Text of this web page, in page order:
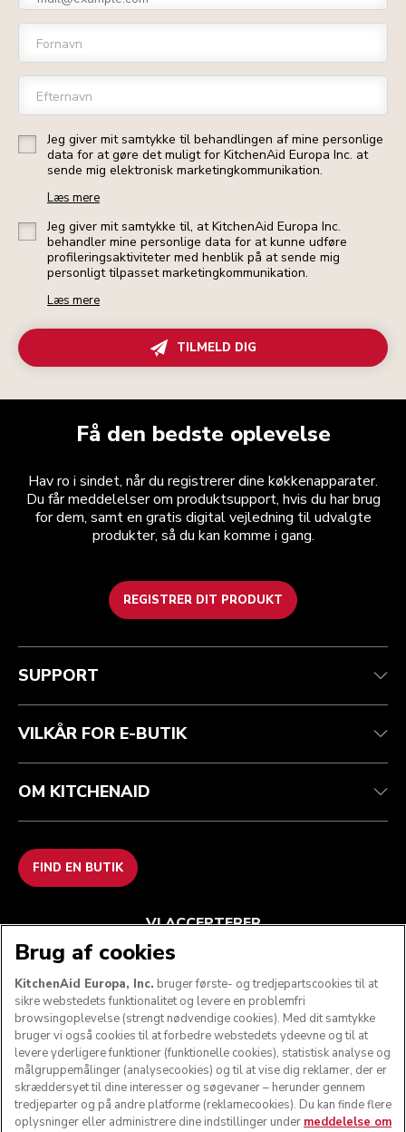
Fornavn
Efternavn
Jeg giver mit samtykke til behandlingen af mine personlige
data for at gøre det muligt for KitchenAid Europa Inc. at
sende mig elektronisk marketingkommunikation.
Læs mere
Jeg giver mit samtykke til, at KitchenAid Europa Inc.
behandler mine personlige data for at kunne udføre
profileringsaktiviteter med henblik på at sende mig
personligt tilpasset marketingkommunikation.
Læs mere
TILMELD DIG
Få den bedste oplevelse
Hav ro i sindet, når du registrerer dine køkkenapparater.
Du får meddelelser om produktsupport, hvis du har brug
for dem, samt en gratis digital vejledning til udvalgte
produkter, så du kan komme i gang.
REGISTRER DIT PRODUKT
Health check
Spor din ordre
Garanti og dokumenter
Ofte stillede spørgsmål
Vilkår og betingelser
Returnering og refusion
Imprint
ODR
Mærket
Find en butik
SUPPORT
VILKÅR FOR E-BUTIK
OM KITCHENAID
FIND EN BUTIK
VI ACCEPTERER
FØLG OS
Brug af cookies
KitchenAid Europa, Inc. bruger første- og tredjepartscookies til at
sikre webstedets funktionalitet og levere en problemfri
browsingoplevelse (strengt nødvendige cookies). Med dit samtykke
bruger vi også cookies til at forbedre webstedets ydeevne og til at
levere yderligere funktioner (funktionelle cookies), statistisk analyse og
målgruppemålinger (analysecookies) og til at vise dig reklamer, der er
skræddersyet til dine interesser og søgevaner – herunder gennem
tredjeparter og på andre platforme (reklamecookies). Du kan finde flere
oplysninger eller administrere dine indstillinger under meddelelse om